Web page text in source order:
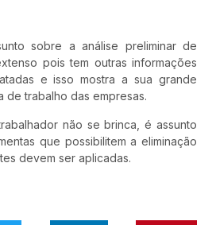
sobre a análise preliminar de
pois tem outras informações
e isso mostra a sua grande
de trabalho das empresas.
não se brinca, é assunto
que possibilitem a eliminação
devem ser aplicadas.